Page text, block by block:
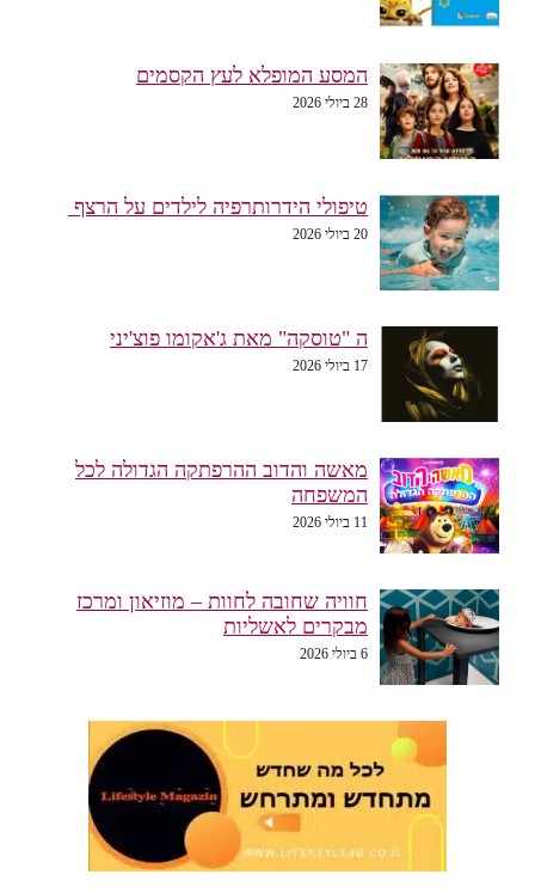
המסע המופלא לעץ הקסמים
28 ביולי 2026
טיפולי הידרותרפיה לילדים על הרצף
20 ביולי 2026
ה "טוסקה" מאת ג'אקומו פוצ'יני
17 ביולי 2026
מאשה והדוב ההרפתקה הגדולה לכל
המשפחה
11 ביולי 2026
חוויה שחובה לחוות – מוזיאון ומרכז
מבקרים לאשליות
6 ביולי 2026